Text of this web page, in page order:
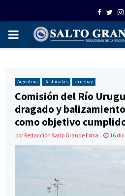
PRIMARY
Argentina Destacadas Uruguay
Comisión del Río
dragado y
como objetivo
por Redacción Salto Grande Extra 16